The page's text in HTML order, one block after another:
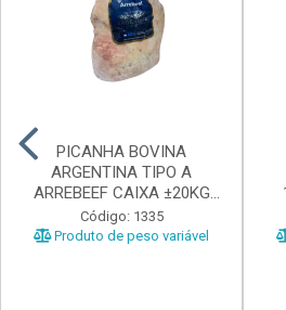
PICANHA BOVINA
ARGENTINA TIPO A
ARREBEEF CAIXA ±20KG
PEÇAS 1...
Código: 1335
Produto de peso variável